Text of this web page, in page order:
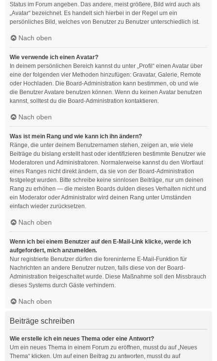
Status im Forum angeben. Das andere, meist größere, Bild wird auch als
„Avatar“ bezeichnet. Es handelt sich hierbei in der Regel um ein
persönliches Bild, welches von Benutzer zu Benutzer unterschiedlich ist.
Nach oben
Wie verwende ich einen Avatar?
In deinem persönlichen Bereich kannst du unter „Profil“ einen Avatar über
eine der folgenden vier Methoden hinzufügen: Gravatar, Galerie, Remote
oder Hochladen. Die Board-Administration kann bestimmen, ob und wie
die Benutzer Avatare benutzen können. Wenn du keinen Avatar benutzen
kannst, solltest du die Board-Administration kontaktieren.
Nach oben
Was ist mein Rang und wie kann ich ihn ändern?
Ränge, die unter deinem Benutzernamen stehen, zeigen an, wie viele
Beiträge du bislang erstellt hast oder identifizieren bestimmte Benutzer wie
Moderatoren und Administratoren. Normalerweise kannst du den Wortlaut
eines Ranges nicht direkt ändern, da sie von der Board-Administration
festgelegt wurden. Bitte schreibe keine sinnlosen Beiträge, nur um deinen
Rang zu erhöhen — die meisten Boards dulden dieses Verhalten nicht und
ein Moderator oder Administrator wird deinen Rang unter Umständen
einfach wieder zurücksetzen.
Nach oben
Wenn ich bei einem Benutzer auf den E-Mail-Link klicke, werde ich
aufgefordert, mich anzumelden.
Nur registrierte Benutzer dürfen die foreninterne E-Mail-Funktion für
Nachrichten an andere Benutzer nutzen, falls diese von der Board-
Administration freigeschaltet wurde. Diese Maßnahme soll den Missbrauch
dieses Systems durch Gäste verhindern.
Nach oben
Beiträge schreiben
Wie erstelle ich ein neues Thema oder eine Antwort?
Um ein neues Thema in einem Forum zu eröffnen, musst du auf „Neues
Thema“ klicken. Um auf einen Beitrag zu antworten, musst du auf